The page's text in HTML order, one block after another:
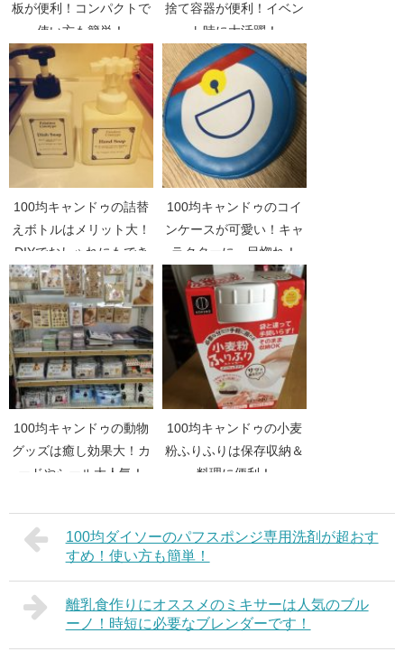
板が便利！コンパクトで
使い方も簡単！
捨て容器が便利！イベン
ト時に大活躍！
100均キャンドゥの詰替
えボトルはメリット大！
DIYでおしゃれにもでき
る！
100均キャンドゥのコイ
ンケースが可愛い！キャ
ラクターに一目惚れ！
100均キャンドゥの動物
グッズは癒し効果大！カ
ードやシール大人気！
100均キャンドゥの小麦
粉ふりふりは保存収納＆
料理に便利！
100均ダイソーのパフスポンジ専用洗剤が超おす
すめ！使い方も簡単！
離乳食作りにオススメのミキサーは人気のブル
ーノ！時短に必要なブレンダーです！